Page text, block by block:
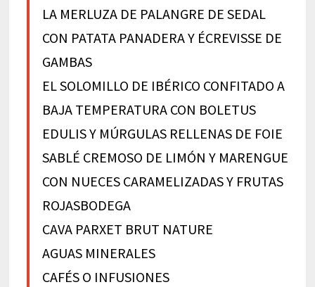
LA MERLUZA DE PALANGRE DE SEDAL
CON PATATA PANADERA Y ÉCREVISSE DE
GAMBAS
EL SOLOMILLO DE IBÉRICO CONFITADO A
BAJA TEMPERATURA CON BOLETUS
EDULIS Y MÚRGULAS RELLENAS DE FOIE
SABLÉ CREMOSO DE LIMÓN Y MARENGUE
CON NUECES CARAMELIZADAS Y FRUTAS
ROJASBODEGA
CAVA PARXET BRUT NATURE
AGUAS MINERALES
CAFÉS O INFUSIONES